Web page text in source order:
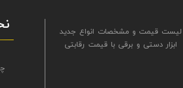
لیست قیمت و مشخصات انواع جدید
ابزار دستی و برقی ​​​​​​​با قیمت رقابتی